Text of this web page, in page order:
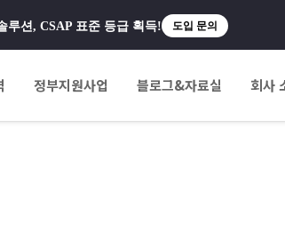
루션, CSAP 표준 등급 획득! 도입 문의
정부지원사업 블로그&자료실 회사